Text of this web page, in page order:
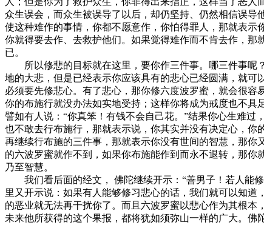
众生误会，而众生被误导了以后，却仍坚持、仍然相信误
使这种难作的事情，你都不愿意作，你怕得罪人，那就表示
你就得要去作、去救护他们。如果觉得难作而不肯去作，
已。
所以修悲的目标就在这里，要你作三件事。哪三件事呢
地的大悲，但是已经表示你应该具有的悲心已经圆满，就
必须要先修悲心。有了悲心，那你修六度波罗蜜，就会很
你的布施行就没办法如实地受持；这样你将成为戒度也不具
譬如有人说：“你真笨！有钱不会自己花。”结果你心生难
也不敢去行布施行，那就表示说，你其实并没有决定心，
再继续行布施的三件事，那就表示你没有世间的智慧，那
的六波罗蜜就作不到，如果你布施能作到而永不退转，那
乃至智慧。
我们看后面的经文， 佛陀继续开示：“善男子！若人能修
里又开示说：如果有人能够修习悲心的话，我们就可以知
的恶业就无法再干扰你了。而且六波罗蜜以悲心作为其根
未来他所获得的这个果报，都将犹如须弥山一样的广大。